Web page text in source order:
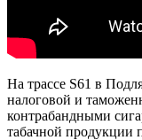
На трассе S61 в
налоговой и
контрабандными
табачной продукции